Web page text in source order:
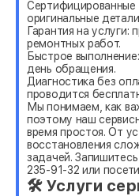
Сертифицированные
оригинальные
Гарантия на услуги:
ремонтных работ.
Быстрое
день обращения.
Диагностика без
проводится
Мы понимаем, как
поэтому наш
время простоя. От
восстановления
задачей.
235-91-32 или
🛠 Услуги